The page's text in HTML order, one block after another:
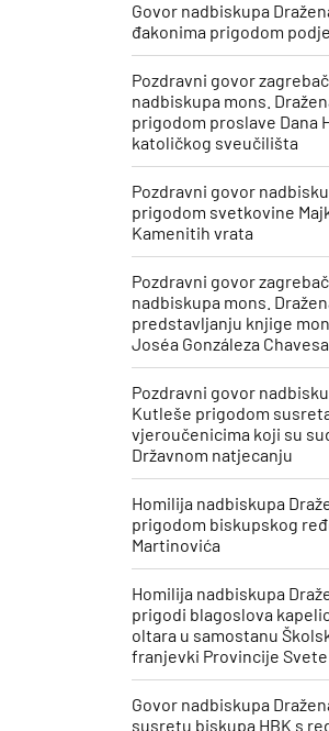
Govor nadbiskupa
đakonima prigodom
Pozdravni govor
nadbiskupa mons.
prigodom proslave Dana
katoličkog sveučilišta
Pozdravni govor
prigodom svetkovine
Kamenitih vrata
Pozdravni govor
nadbiskupa mons.
predstavljanju knjige
Joséa Gonzáleza Chavesa
Pozdravni govor
Kutleše prigodom
vjeroučenicima koji su
Državnom natjecanju
Homilija nadbiskupa
prigodom biskupskog
Martinovića
Homilija nadbiskupa
prigodi blagoslova
oltara u samostanu
franjevki Provincije
Govor nadbiskupa
susretu biskupa HBK s